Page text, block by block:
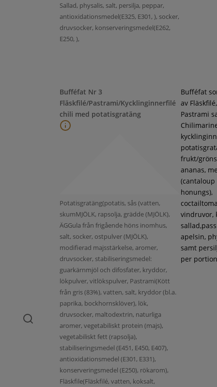
Sallad, physalis, salt, persilja, peppar,
antioxidationsmedel(E325, E301, ), socker,
druvsocker, konserveringsmedel(E262,
E250, ),
Bufféfat Nr 3
Fläskfilé/Pastrami/Kycklinginnerfilé
chili med potatisgratäng
Potatisgratäng(potatis, sås (vatten,
skumMJÖLK, rapsolja, grädde (MJÖLK),
ÄGGula från frigående höns inomhus,
salt, socker, ostpulver (MJÖLK),
modifierad majsstärkelse, aromer,
druvsocker, stabiliseringsmedel:
guarkärnmjöl och difosfater, kryddor,
lökpulver, vitlökspulver, Pastrami(Kött
från gris (83%), vatten, salt, kryddor (bl.a.
paprika, bockhornsklöver), lök,
druvsocker, maltodextrin, naturliga
aromer, vegetabiliskt protein (majs),
vegetabiliskt fett (rapsolja),
stabiliseringsmedel (E451, E450, E407),
antioxidationsmedel (E301, E331),
konserveringsmedel (E250), rökarom),
Fläskfile(Fläskfilé, vatten, koksalt,
Bufféfat
av Fläskfilé,
Pastrami
frukt/
ananas,
(cantaloup
honungs),
vindruvor,
apelsin,
samt
per